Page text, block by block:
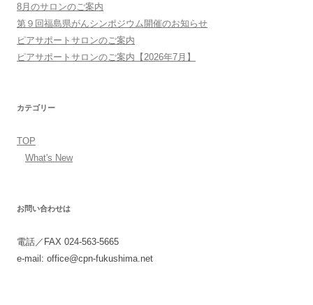
8月のサロンのご案内
第９回福島県がんシンポジウム開催のお知らせ
ピアサポートサロンのご案内
ピアサポートサロンのご案内【2026年7月】
カテゴリー
TOP
What's New
お問い合わせは
電話／FAX 024-563-5665
e-mail: office@cpn-fukushima.net